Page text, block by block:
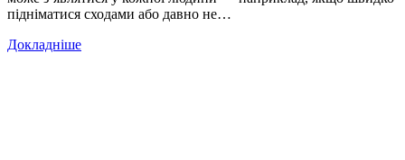
підніматися сходами або давно не…
Докладніше